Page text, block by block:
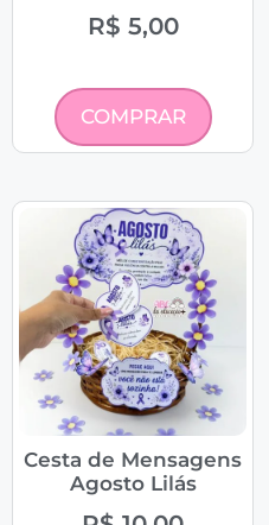
R$ 5,00
COMPRAR
Cesta de Mensagens
Agosto Lilás